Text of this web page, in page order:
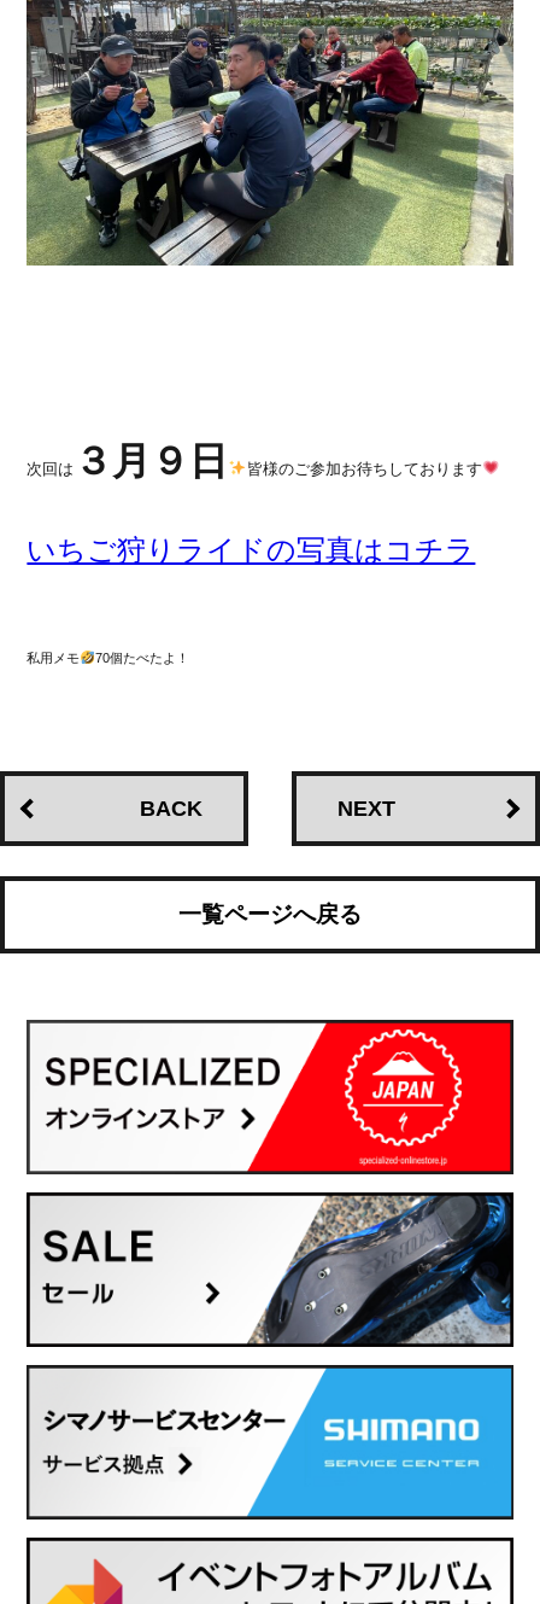
次回は ３月９日 皆様のご参加お待ちしております
いちご狩りライドの写真はコチラ
私用メモ 70個たべたよ！
BACK NEXT
一覧ページへ戻る